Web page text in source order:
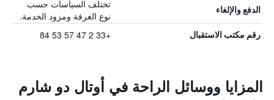
الدفع والإلغاء
تختلف السياسات حسب
نوع الغرفة ومزود الخدمة.
رقم مكتب الاستقبال +33 2 47 57 53 84
المزايا ووسائل الراحة في أوتال دو شارم